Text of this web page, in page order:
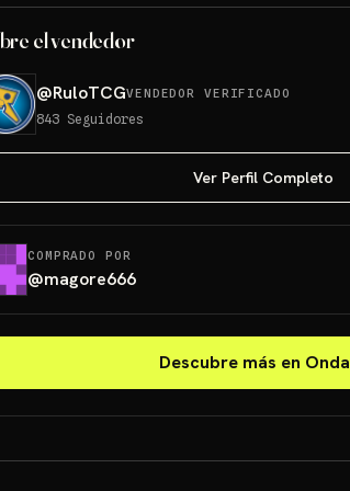
el vendedor
@RuloTCGVENDEDOR VERIFICADO
843 Seguidores
Ver Perfil Completo
COMPRADO POR
@magore666
Descubre más en Onda